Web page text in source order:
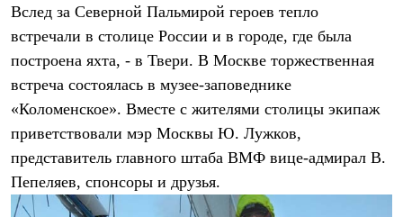
Лёгкая одежда
Футболки
Брюки
Софтшелл одежда
Куртки
Куртки
Брюки
Жилеты
Комбинезоны
Термобелье
Вслед за Северной Пальмирой героев тепло
встречали в столице России и в городе, где была
построена яхта, - в Твери. В Москве торжественная
встреча состоялась в музее-заповеднике
«Коломенское». Вместе с жителями столицы экипаж
приветствовали мэр Москвы Ю. Лужков,
представитель главного штаба ВМФ вице-адмирал В.
Пепеляев, спонсоры и друзья.